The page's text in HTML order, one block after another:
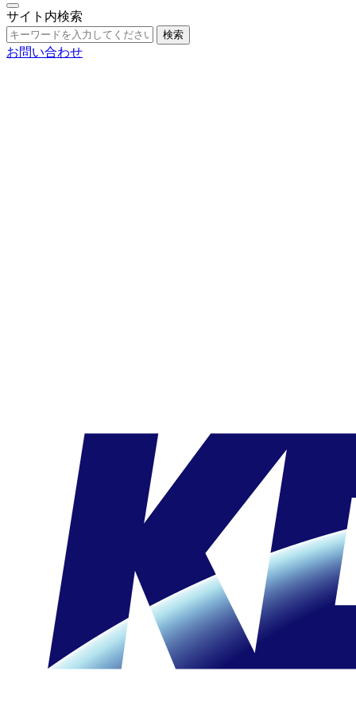
サイト内検索
検索
お問い合わせ